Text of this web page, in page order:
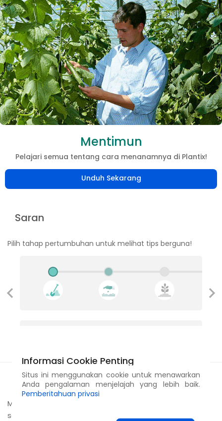
Mentimun
Pelajari semua tentang cara menanamnya di Plantix!
Unduh Sekarang
Saran
Pilih tahap pertumbuhan untuk melihat tips berguna!
Perawatan
Mentimun adalah tanaman merambat yang ditanam
sebagai sayuran musim panas di seluruh India. Buah
Informasi Cookie Penting
Situs ini menggunakan cookie untuk menawarkan
Anda pengalaman menjelajah yang lebih baik.
Pemberitahuan privasi